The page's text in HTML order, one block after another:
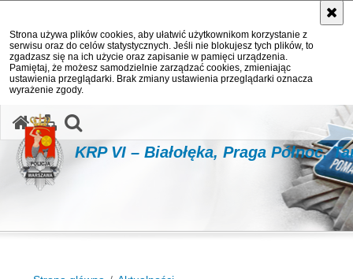
Strona używa plików cookies, aby ułatwić użytkownikom korzystanie z
serwisu oraz do celów statystycznych. Jeśli nie blokujesz tych plików, to
zgadzasz się na ich użycie oraz zapisanie w pamięci urządzenia.
Pamiętaj, że możesz samodzielnie zarządzać cookies, zmieniając
ustawienia przeglądarki. Brak zmiany ustawienia przeglądarki oznacza
wyrażenie zgody.
KRP VI – Białołęka, Praga Północ,